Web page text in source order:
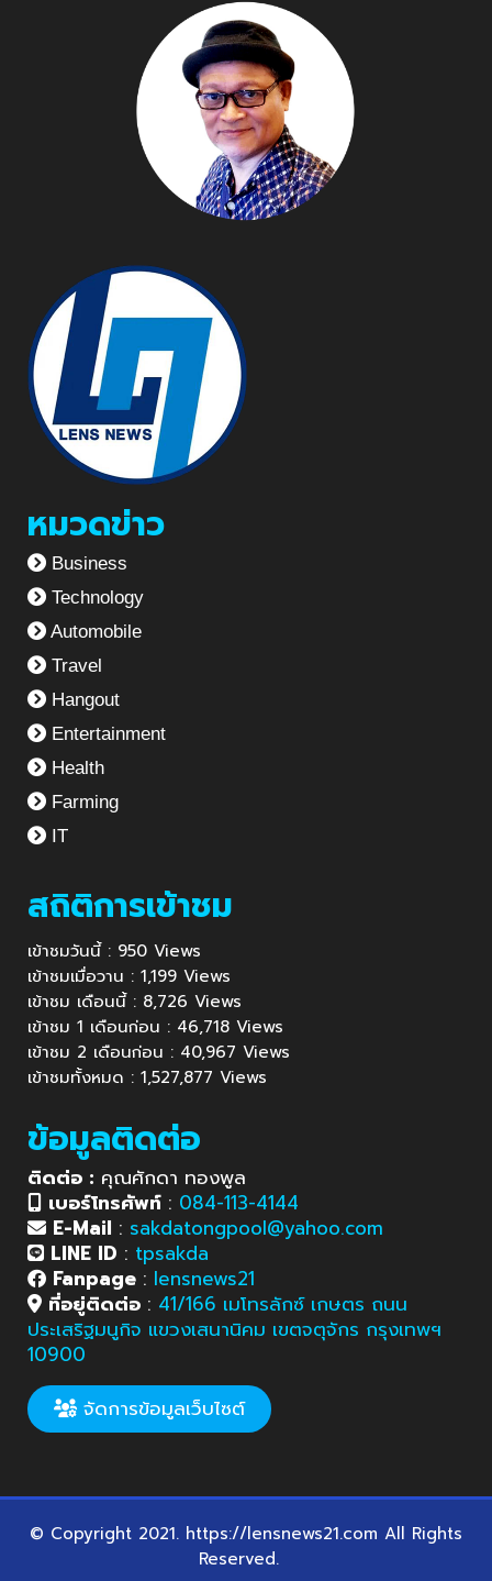
นิยมบน Play Store ประจำ
เดือนกุมภาพันธ์
หมวดข่าว
Business
Technology
Automobile
Travel
Hangout
Entertainment
Health
Farming
IT
สถิติการเข้าชม
เข้าชมวันนี้ : 950 Views
เข้าชมเมื่อวาน : 1,199 Views
เข้าชม เดือนนี้ : 8,726 Views
เข้าชม 1 เดือนก่อน : 46,718 Views
เข้าชม 2 เดือนก่อน : 40,967 Views
เข้าชมทั้งหมด : 1,527,877 Views
ข้อมูลติดต่อ
ติดต่อ : คุณศักดา ทองพูล
เบอร์โทรศัพท์ : 084-113-4144
E-Mail : sakdatongpool@yahoo.com
LINE ID : tpsakda
Fanpage : lensnews21
ที่อยู่ติดต่อ : 41/166 เมโทรลักซ์ เกษตร ถนน
ประเสริฐมนูกิจ แขวงเสนานิคม เขตจตุจักร กรุงเทพฯ
10900
จัดการข้อมูลเว็บไซต์
© Copyright 2021. https://lensnews21.com All Rights
Reserved.